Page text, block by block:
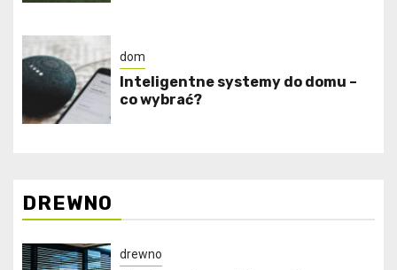
dom
Inteligentne systemy do domu –
co wybrać?
DREWNO
drewno